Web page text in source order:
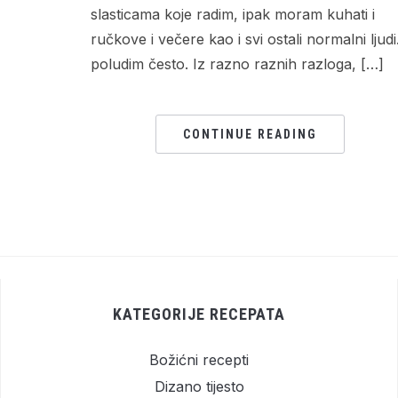
slasticama koje radim, ipak moram kuhati i
ručkove i večere kao i svi ostali normalni
poludim često. Iz razno raznih razloga, […]
CONTINUE READING
KATEGORIJE RECEPATA
Božićni recepti
Dizano tijesto